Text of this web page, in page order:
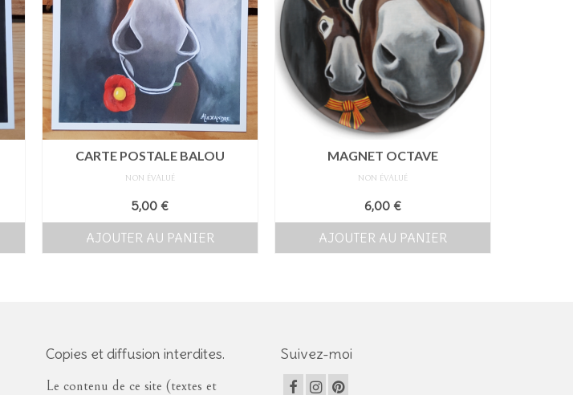
CARTE POSTALE BALOU
NON ÉVALUÉ
5,00€
AJOUTER AU PANIER
MAGNET OCTAVE
NON ÉVALUÉ
6,00 €
AJOUTER AU PANIER
Copies et diffusion interdites.
Le contenu de ce site (textes et
Suivez-moi